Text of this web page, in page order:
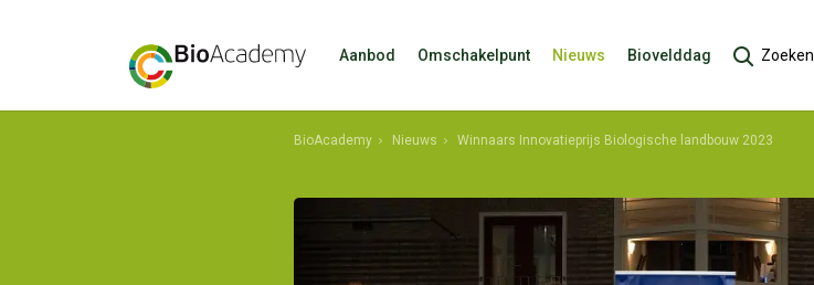
Aanbod Omschakelpunt Nieuws Biovelddag Zoeken
BioAcademy Nieuws Winnaars Innovatieprijs Biologische landbouw 2023